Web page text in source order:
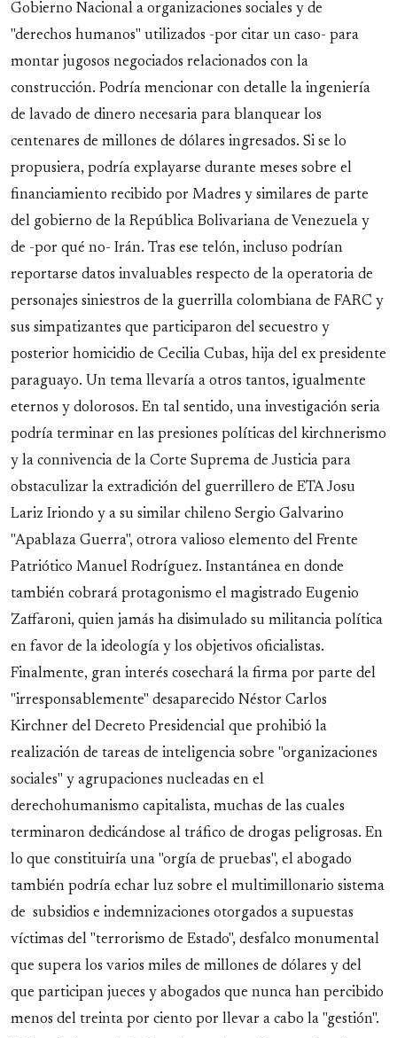
Gobierno Nacional a organizaciones sociales y de
"derechos humanos" utilizados -por citar un caso- para
montar jugosos negociados relacionados con la
construcción. Podría mencionar con detalle la ingeniería
de lavado de dinero necesaria para blanquear los
centenares de millones de dólares ingresados. Si se lo
propusiera, podría explayarse durante meses sobre el
financiamiento recibido por Madres y similares de parte
del gobierno de la República Bolivariana de Venezuela y
de -por qué no- Irán. Tras ese telón, incluso podrían
reportarse datos invaluables respecto de la operatoria de
personajes siniestros de la guerrilla colombiana de FARC y
sus simpatizantes que participaron del secuestro y
posterior homicidio de Cecilia Cubas, hija del ex presidente
paraguayo. Un tema llevaría a otros tantos, igualmente
eternos y dolorosos. En tal sentido, una investigación seria
podría terminar en las presiones políticas del kirchnerismo
y la connivencia de la Corte Suprema de Justicia para
obstaculizar la extradición del guerrillero de ETA Josu
Lariz Iriondo y a su similar chileno Sergio Galvarino
"Apablaza Guerra", otrora valioso elemento del Frente
Patriótico Manuel Rodríguez. Instantánea en donde
también cobrará protagonismo el magistrado Eugenio
Zaffaroni, quien jamás ha disimulado su militancia política
en favor de la ideología y los objetivos oficialistas.
Finalmente, gran interés cosechará la firma por parte del
"irresponsablemente" desaparecido Néstor Carlos
Kirchner del Decreto Presidencial que prohibió la
realización de tareas de inteligencia sobre "organizaciones
sociales" y agrupaciones nucleadas en el
derechohumanismo capitalista, muchas de las cuales
terminaron dedicándose al tráfico de drogas peligrosas. En
lo que constituiría una "orgía de pruebas", el abogado
también podría echar luz sobre el multimillonario sistema
de subsidios e indemnizaciones otorgados a supuestas
víctimas del "terrorismo de Estado", desfalco monumental
que supera los varios miles de millones de dólares y del
que participan jueces y abogados que nunca han percibido
menos del treinta por ciento por llevar a cabo la "gestión".